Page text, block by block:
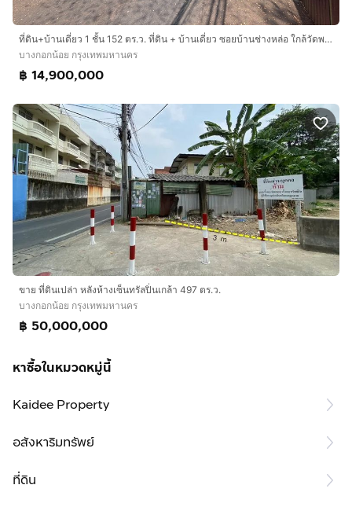
ที่ดิน+บ้านเดี่ยว 1 ชั้น 152 ตร.ว. ที่ดิน + บ้านเดี่ยว ซอยบ้านช่างหล่อ ใกล้วัดพระยาทำวรวิหาร ถนนจรัญสนิทวงศ์ ถนนอรุณอมรินทร์ เขตบางกอกน้อย
บางกอกน้อย กรุงเทพมหานคร
฿ 14,900,000
ขาย ที่ดินเปล่า หลังห้างเซ็นทรัลปิ่นเกล้า 497 ตร.ว.
บางกอกน้อย กรุงเทพมหานคร
฿ 50,000,000
หาซื้อในหมวดหมู่นี้
Kaidee Property
อสังหาริมทรัพย์
ที่ดิน